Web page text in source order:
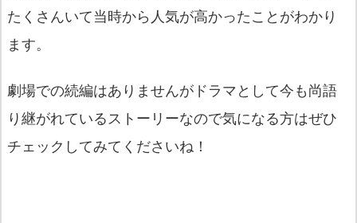
たくさんいて当時から人気が高かったことがわかり
ます。
劇場での続編はありませんがドラマとして今も尚語
り継がれているストーリーなので気になる方はぜひ
チェックしてみてくださいね！